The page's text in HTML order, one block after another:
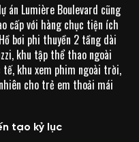
án Lumière Boulevard cũng
cấp với hàng chục tiện ích
bơi phi thuyền 2 tầng dài
khu tập thể thao ngoài
khu xem phim ngoài trời,
cho trẻ em thoải mái
tạo kỷ lục